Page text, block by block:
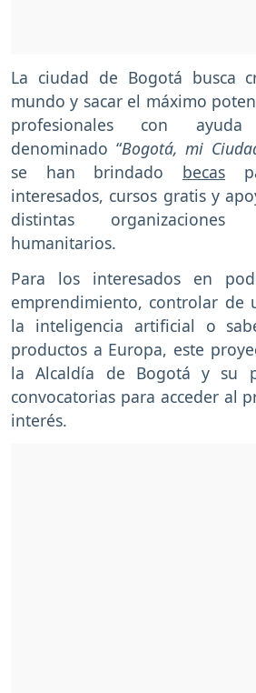
La ciudad de Bogotá busca
mundo y sacar el máximo
profesionales con
denominado “Bogotá, mi
se han brindado becas
interesados, cursos gratis y
distintas
humanitarios.
Para los interesados en
emprendimiento, controlar de
la inteligencia artificial o
productos a Europa, este
la Alcaldía de Bogotá y su
convocatorias para acceder al
interés.